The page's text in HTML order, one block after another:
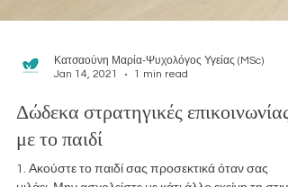
Δώδεκα στρατηγικές επικοινωνίας
με το παιδί